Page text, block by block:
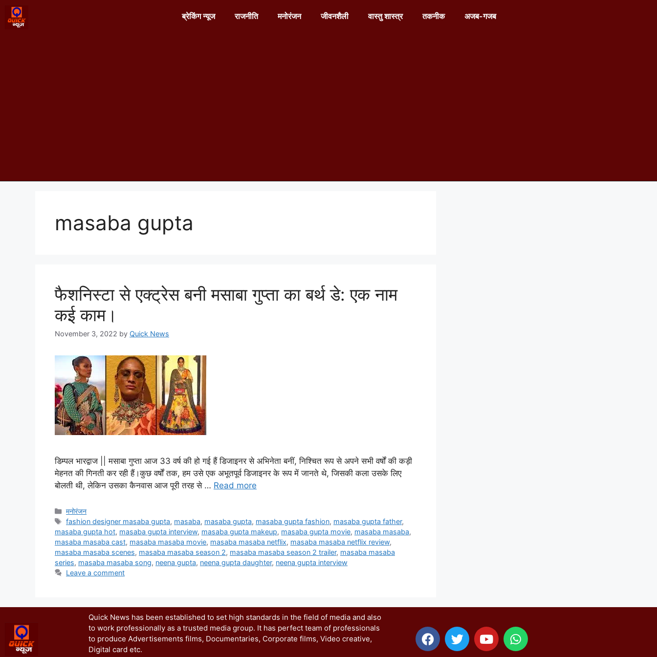
ब्रेकिंग न्यूज राजनीति मनोरंजन जीवनशैली वास्तु शास्त्र तकनीक अजब-गजब
masaba gupta
फैशनिस्टा से एक्ट्रेस बनी मसाबा गुप्ता का बर्थ डे: एक नाम
कई काम।
November 3, 2022 by Quick News
डिम्पल भारद्वाज || मसाबा गुप्ता आज 33 वर्ष की हो गई हैं डिजाइनर से अभिनेता बनीं, निश्चित रूप से अपने सभी वर्षों की कड़ी
मेहनत की गिनती कर रही हैं।कुछ वर्षों तक, हम उसे एक अभूतपूर्व डिजाइनर के रूप में जानते थे, जिसकी कला उसके लिए
बोलती थी, लेकिन उसका कैनवास आज पूरी तरह से … Read more
मनोरंजन
fashion designer masaba gupta, masaba, masaba gupta, masaba gupta fashion, masaba gupta father,
masaba gupta hot, masaba gupta interview, masaba gupta makeup, masaba gupta movie, masaba masaba,
masaba masaba cast, masaba masaba movie, masaba masaba netflix, masaba masaba netflix review,
masaba masaba scenes, masaba masaba season 2, masaba masaba season 2 trailer, masaba masaba
series, masaba masaba song, neena gupta, neena gupta daughter, neena gupta interview
Leave a comment
Quick News has been established to set high standards in the field of media and also
to work professionally as a trusted media group. It has perfect team of professionals
to produce Advertisements films, Documentaries, Corporate films, Video creative,
Digital card etc.